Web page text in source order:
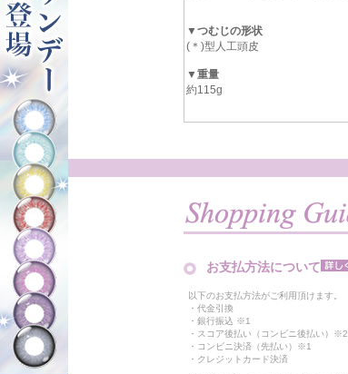
▼つむじの形状
(＊)型人工頭皮
▼重量
約115g
お支払方法について
以下のお支払方法がご利用頂けます。
・代金引換
・銀行振込 ※1
・スコア後払い（コンビニ後払い）※2
・コンビニ決済（先払い）※1
・クレジットカード決済